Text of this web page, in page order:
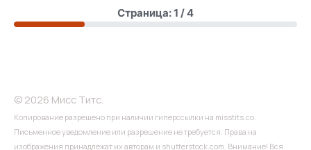
Страница: 1 / 4
© 2026 Мисс Титс.
Копирование разрешено при наличии гиперссылки на misstits.co.
Письменное уведомление или разрешение не требуется. Права на
изображения принадлежат их авторам и shutterstock.com. Внимание! Вся